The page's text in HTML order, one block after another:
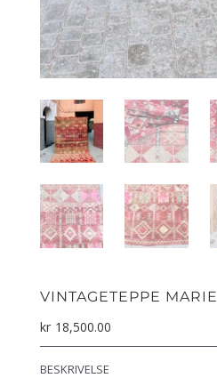
VINTAGETEPPE MARIE
kr 18,500.00
BESKRIVELSE